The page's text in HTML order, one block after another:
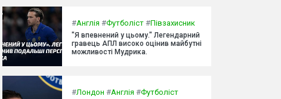
#Англія #Футболіст #Півзахисник
"Я впевнений у цьому." Легендарний
гравець АПЛ високо оцінив майбутні
можливості Мудрика.
#Лондон #Англія #Футболіст